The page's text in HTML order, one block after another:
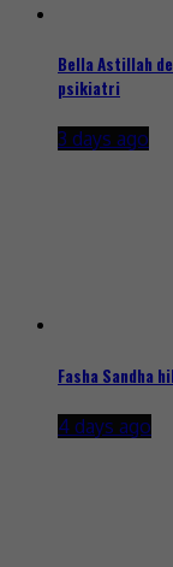
Bella Astillah
psikiatri
3 days ago
Fasha Sandha
4 days ago